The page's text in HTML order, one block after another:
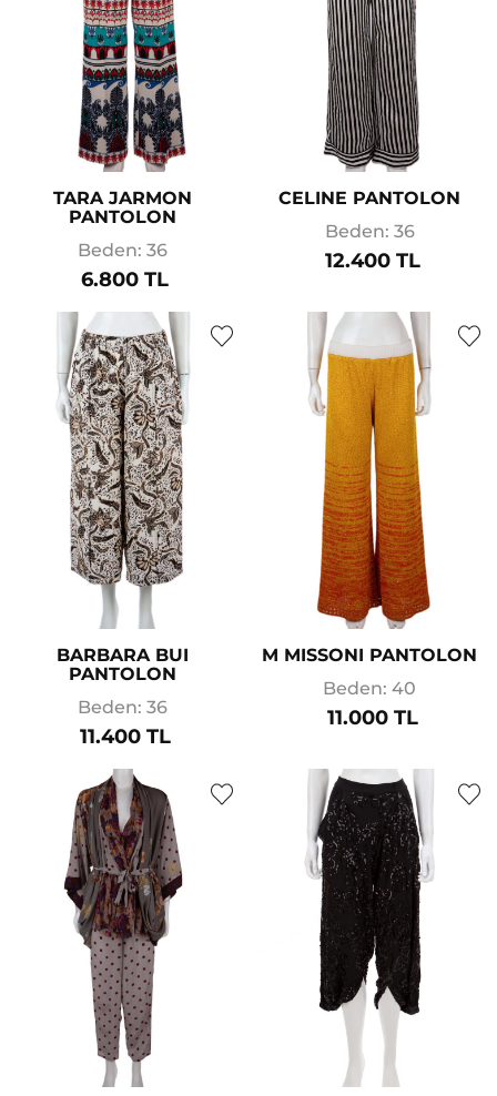
TARA JARMON
PANTOLON
Beden: 36
6.800 TL
CELINE PANTOLON
Beden: 36
12.400 TL
BARBARA BUI
PANTOLON
Beden: 36
11.400 TL
M MISSONI PANTOLON
Beden: 40
11.000 TL